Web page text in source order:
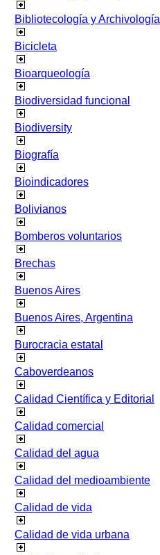
Bibliotecología y Archivología
Bicicleta
Bioarqueología
Biodiversidad funcional
Biodiversity
Biografía
Bioindicadores
Bolivianos
Bomberos voluntarios
Brechas
Buenos Aires
Buenos Aires, Argentina
Burocracia estatal
Caboverdeanos
Calidad Científica y Editorial
Calidad comercial
Calidad del agua
Calidad del medioambiente
Calidad de vida
Calidad de vida urbana